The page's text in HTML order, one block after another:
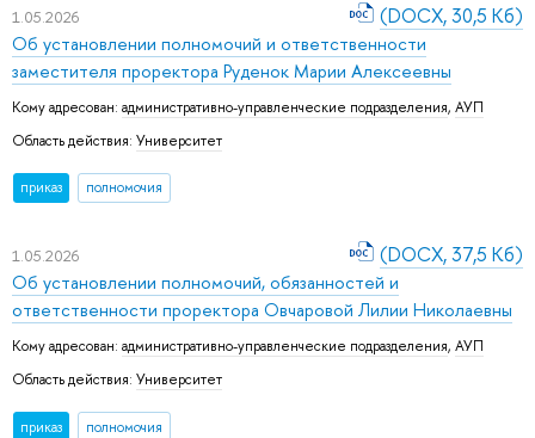
1.05.2026
Об установлении полномочий и ответственности
заместителя проректора Руденок Марии Алексеевны
Кому адресован: административно-управленческие подразделения, АУП
Область действия: Университет
приказ полномочия
(DOCX, 30,5 Кб)
1.05.2026
Об установлении полномочий, обязанностей и
ответственности проректора Овчаровой Лилии Николаевны
Кому адресован: административно-управленческие подразделения, АУП
Область действия: Университет
приказ полномочия
(DOCX, 37,5 Кб)